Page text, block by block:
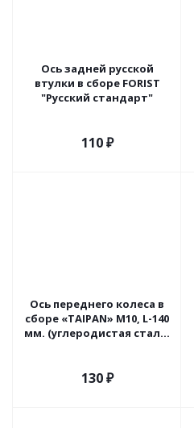
Ось задней русской
втулки в сборе FORIST
"Русский стандарт"
110₽
Ось переднего колеса в
сборе «TAIPAN» M10, L-140
мм. (углеродистая сталь)
130₽